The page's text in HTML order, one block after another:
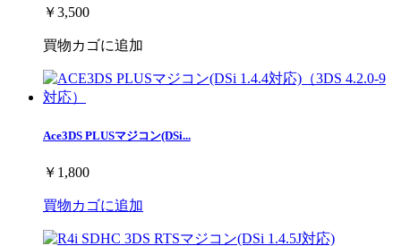
￥3,500
買物カゴに追加
Ace3DS PLUSマジコン(DSi...
￥1,800
買物カゴに追加